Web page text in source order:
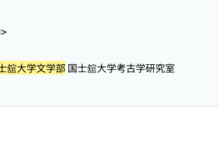
舘大学文学部 国士舘大学考古学研究室